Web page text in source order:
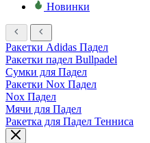
Новинки
Ракетки Adidas Падел
Ракетки падел Bullpadel
Сумки для Падел
Ракетки Nox Падел
Nox Падел
Мячи для Падел
Ракетка для Падел Тенниса